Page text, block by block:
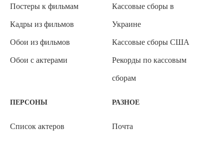
Постеры к фильмам
Кадры из фильмов
Обои из фильмов
Обои с актерами
Кассовые сборы в
Украине
Кассовые сборы США
Рекорды по кассовым
сборам
ПЕРСОНЫ
Список актеров
РАЗНОЕ
Почта